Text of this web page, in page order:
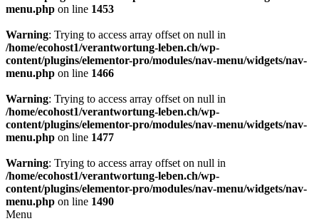
menu.php on line 1453
Warning: Trying to access array offset on null in
/home/ecohost1/verantwortung-leben.ch/wp-
content/plugins/elementor-pro/modules/nav-menu/widgets/nav-
menu.php on line 1466
Warning: Trying to access array offset on null in
/home/ecohost1/verantwortung-leben.ch/wp-
content/plugins/elementor-pro/modules/nav-menu/widgets/nav-
menu.php on line 1477
Warning: Trying to access array offset on null in
/home/ecohost1/verantwortung-leben.ch/wp-
content/plugins/elementor-pro/modules/nav-menu/widgets/nav-
menu.php on line 1490
Menu